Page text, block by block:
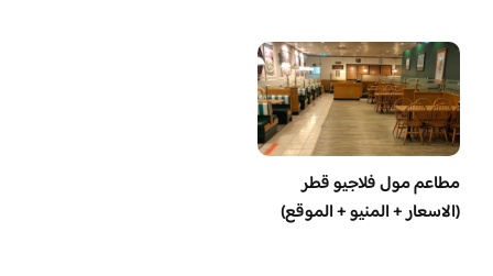
مطاعم مول فلاجيو قطر
(الاسعار + المنيو + الموقع)